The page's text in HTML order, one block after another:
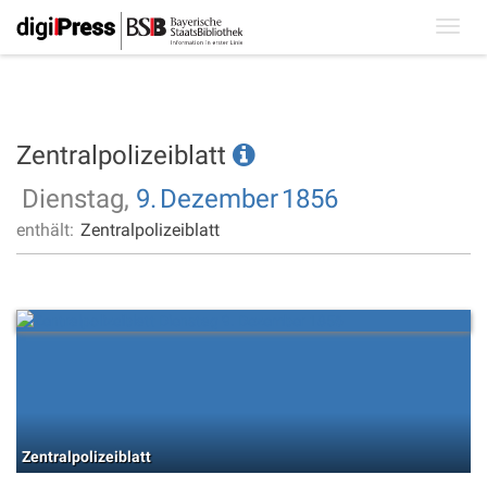
Zentralpolizeiblatt
Dienstag, 9. Dezember1856
enthält: Zentralpolizeiblatt
Zentralpolizeiblatt